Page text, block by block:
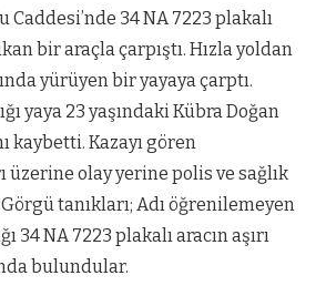
34 NA 7223 plakalı
bir araçla çarpıştı. Hızla yoldan
yürüyen bir yayaya çarptı.
yaya 23 yaşındaki Kübra Doğan
kaybetti. Kazayı gören
üzerine olay yerine polis ve sağlık
tanıkları; Adı öğrenilemeyen
34 NA 7223 plakalı aracın aşırı
bulundular.